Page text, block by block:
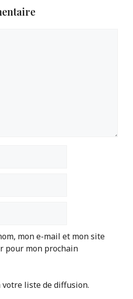
mon e-mail et mon site
pour mon prochain
liste de diffusion.